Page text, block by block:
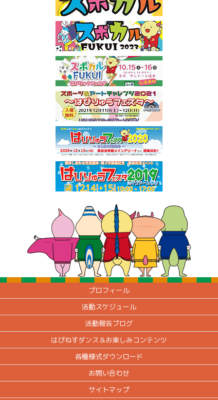
プロフィール
活動スケジュール
活動報告ブログ
はぴねすダンス＆お楽しみコンテンツ
各種様式ダウンロード
お問い合わせ
サイトマップ